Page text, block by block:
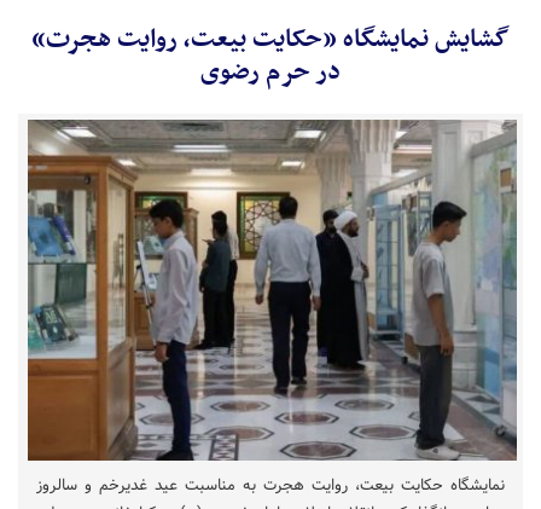
گشایش نمایشگاه «حکایت بیعت، روایت هجرت»
در حرم رضوی
نمایشگاه حکایت بیعت، روایت هجرت به مناسبت عید غدیرخم و سالروز